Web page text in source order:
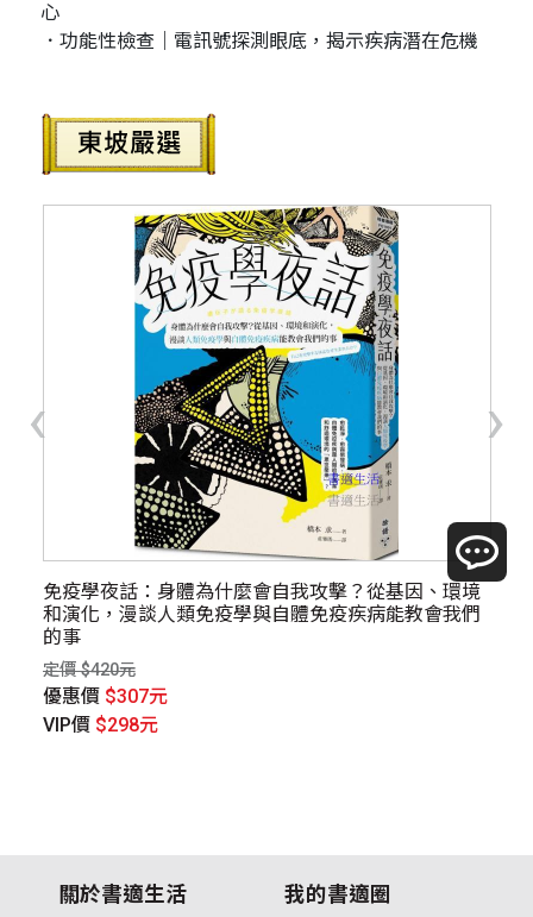
心
．功能性檢查｜電訊號探測眼底，揭示疾病潛在危機
免疫學夜話：身體為什麼會自我攻擊？從基因、環境
和演化，漫談人類免疫學與自體免疫疾病能教會我們
的事
定價 $420元
優惠價 $307元
VIP價 $298元
‹ ›
關於書適生活 我的書適圈